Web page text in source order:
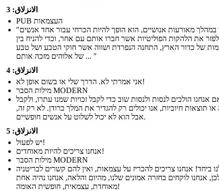
الانزلاق: 3
PUB העצמאות
"כאשר במהלך מאורעות אנושיים, הוא הופך להיות הכרחי עבור אחד אנשים
לפזר את הלהקות הפוליטיות אשר חברו אותם עם אחר, וכדי להניח בין
של כדור הארץ, התחנה הנפרדת ושווה אשר חוקי הטבע ושל טבע
של אלוהים מזכה אותם ... "
الانزلاق: 4
אני אמרתי לא. הדרך שלי או בשום אופן לא!
מילות הסבר MODERN
אנחנו הולכים לנסות ולנסות שוב כדי לקבל זכויות שמנו עתרו, ולקבל
תוצאות חיוביות, אנו יכולים רק להגדיר את המלך כרודן. לא רק זה,
אבל הוא לא יכול לשלוט על אנשים חופשיים.
الانزلاق: 5
יש לפעול!
אנחנו צריכים להיות מאוחדים!
מילות הסבר MODERN
ביחד! אנחנו צריכים להכריז על עצמאות, ואין להם קשרים לבריטניה
אנחנו לוקחים בחזרה אמונים שלנו, מהיום והלאה, אנחנו נהיה אחת
מאוחדת, עצמאית, חופשית האומה!